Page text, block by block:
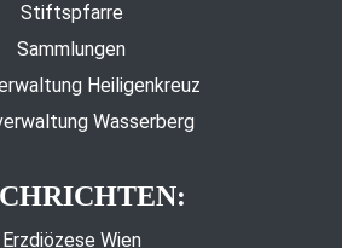
Stiftspfarre
Sammlungen
Heiligenkreuz
Wasserberg
Erzdiözese Wien